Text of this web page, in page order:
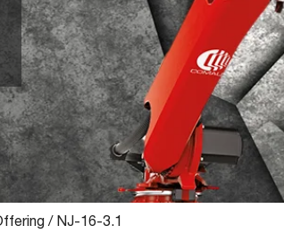
/ NJ-16-3.1